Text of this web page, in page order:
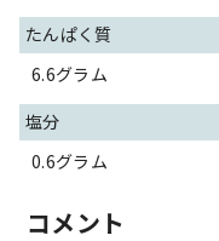
たんぱく質
6.6グラム
塩分
0.6グラム
コメント